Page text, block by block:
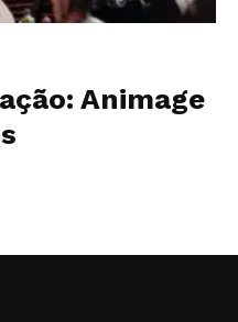
Animage